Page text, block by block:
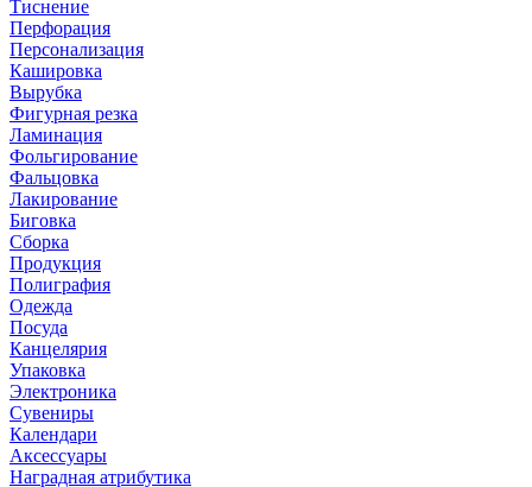
Тиснение
Перфорация
Персонализация
Кашировка
Вырубка
Фигурная резка
Ламинация
Фольгирование
Фальцовка
Лакирование
Биговка
Сборка
Продукция
Полиграфия
Одежда
Посуда
Канцелярия
Упаковка
Электроника
Сувениры
Календари
Аксессуары
Наградная атрибутика